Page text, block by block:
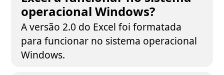
operacional Windows?
A versão 2.0 do Excel foi formatada
para funcionar no sistema operacional
Windows.